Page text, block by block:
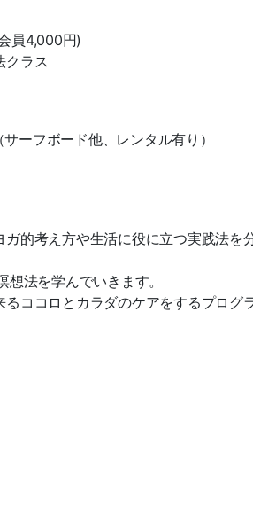
員4,000円)
クラス
ーフボード他、レンタル有り）
的考え方や生活に役に立つ実践法を
法を学んでいきます。
ココロとカラダのケアをするプログラ